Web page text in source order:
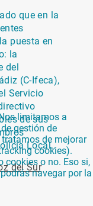
que en la
puesta en
la
del
(C-Ifeca),
Servicio
de sus
Local..
del Sur
limitamos a
gestión de
de mejorar
cookies).
cookies o no. Eso si,
navegar por la